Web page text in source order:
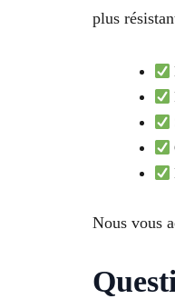
plus
Nous vous